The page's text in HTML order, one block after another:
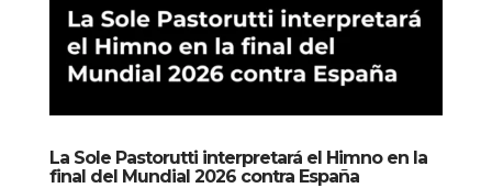
La Sole Pastorutti interpretará el Himno en la
final del Mundial 2026 contra España